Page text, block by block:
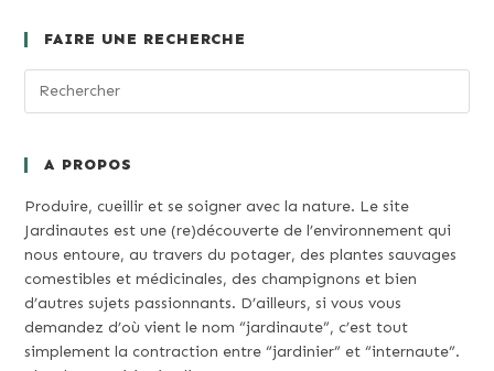
FAIRE UNE RECHERCHE
A PROPOS
Produire, cueillir et se soigner avec la nature. Le site
Jardinautes est une (re)découverte de l’environnement qui
nous entoure, au travers du potager, des plantes sauvages
comestibles et médicinales, des champignons et bien
d’autres sujets passionnants. D’ailleurs, si vous vous
demandez d’où vient le nom “jardinaute”, c’est tout
simplement la contraction entre “jardinier” et “internaute”.